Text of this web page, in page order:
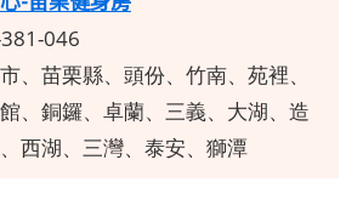
046
、苗栗縣、頭份、竹南、苑裡、
、銅鑼、卓蘭、三義、大湖、造
西湖、三灣、泰安、獅潭